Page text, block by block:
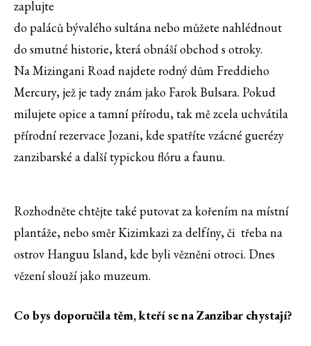
zaplujte
do paláců bývalého sultána nebo můžete nahlédnout
do smutné historie, která obnáší obchod s otroky.
Na Mizingani Road najdete rodný dům Freddieho
Mercury, jež je tady znám jako Farok Bulsara. Pokud
milujete opice a tamní přírodu, tak mě zcela uchvátila
přírodní rezervace Jozani, kde spatříte vzácné guerézy
zanzibarské a další typickou flóru a faunu.
Rozhodněte chtějte také putovat za kořením na místní
plantáže, nebo směr Kizimkazi za delfíny, či třeba na
ostrov Hanguu Island, kde byli vězněni otroci. Dnes
vězení slouží jako muzeum.
Co bys doporučila těm, kteří se na Zanzibar chystají?